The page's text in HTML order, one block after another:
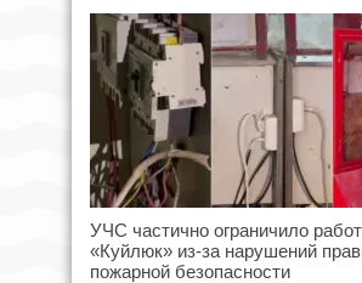
УЧС частично ограничило
«Куйлюк» из-за нарушений
пожарной безопасности